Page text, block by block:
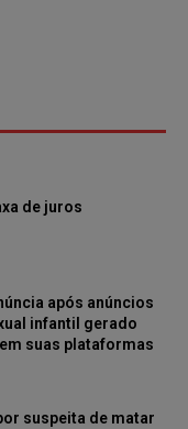
de juros
após anúncios
infantil gerado
suas plataformas
suspeita de matar